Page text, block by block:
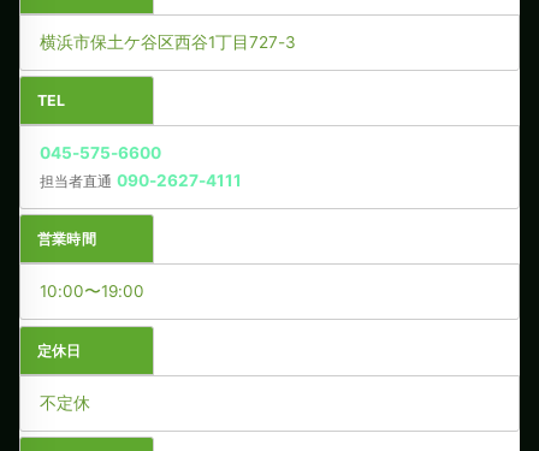
横浜市保土ケ谷区西谷1丁目727-3
TEL
045-575-6600
担当者直通 090-2627-4111
営業時間
10:00〜19:00
定休日
不定休